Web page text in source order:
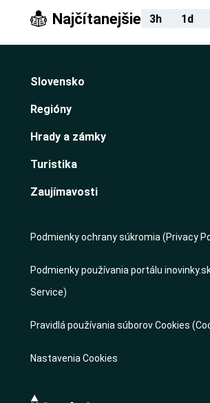
Najčítanejšie 3h 1d
Slovensko
Regióny
Hrady a zámky
Turistika
Zaujímavosti
Podmienky ochrany súkromia (Privacy
Podmienky používania portálu
Service)
Pravidlá používania súborov Cookies
Nastavenia Cookies